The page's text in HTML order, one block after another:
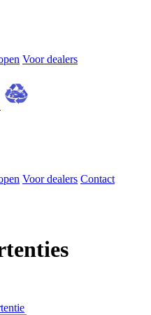
Voor dealers
Voor dealers Contact